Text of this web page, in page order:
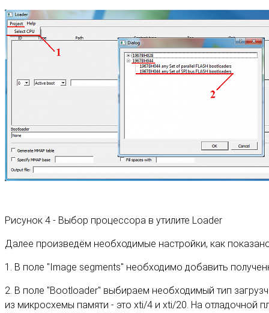
Рисунок 4 - Выбор процессора в утилите Loader
Далее произведём необходимые настройки, как
1. В поле "Image segments" необходимо добавить
2. В поле "Bootloader" выбираем необходимый тип
из микросхемы памяти - это xti/4 и xti/20. На отладочной